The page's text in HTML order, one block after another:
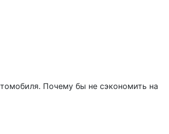
Почему бы не сэкономить на